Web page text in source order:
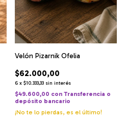
Velón Pizarnik Ofelia
$62.000,00
6 x $10.333,33 sin interés
$49.600,00 con Transferencia o
depósito bancario
¡No te lo pierdas, es el último!